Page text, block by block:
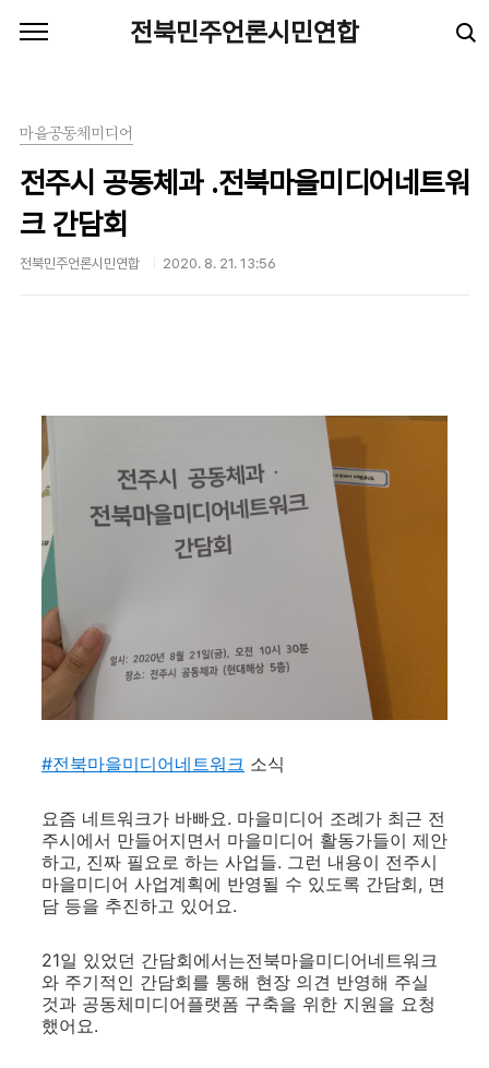
전북민주언론시민연합
마을공동체미디어
전주시 공동체과 ․전북마을미디어네트워
크 간담회
전북민주언론시민연합 2020. 8. 21. 13:56
#전북마을미디어네트워크 소식
요즘 네트워크가 바빠요. 마을미디어 조례가 최근 전
주시에서 만들어지면서 마을미디어 활동가들이 제안
하고, 진짜 필요로 하는 사업들. 그런 내용이 전주시
마을미디어 사업계획에 반영될 수 있도록 간담회, 면
담 등을 추진하고 있어요.
21일 있었던 간담회에서는전북마을미디어네트워크
와 주기적인 간담회를 통해 현장 의견 반영해 주실
것과 공동체미디어플랫폼 구축을 위한 지원을 요청
했어요.